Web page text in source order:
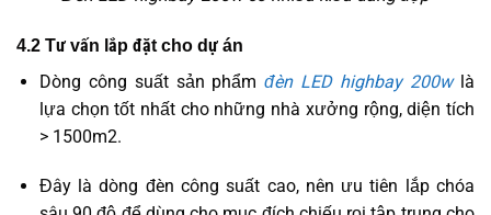
4.2 Tư vấn lắp đặt cho dự án
Dòng công suất sản phẩmđèn LED highbay 200wlà
lựa chọn tốt nhất cho những nhà xưởng rộng, diện tích
> 1500m2.
Đây là dòng đèn công suất cao, nên ưu tiên lắp chóa